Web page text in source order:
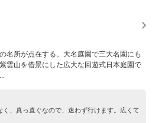
名所が点在する。大名庭園で三大名園にも
雲山を借景にした広大な回遊式日本庭園で
、真っ直ぐなので、迷わず行けます。広くて